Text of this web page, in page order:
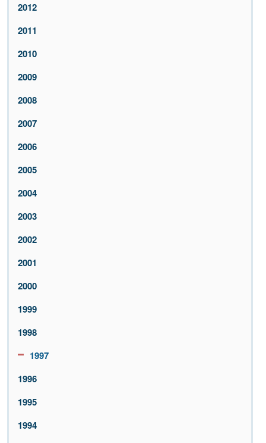
2012
2011
2010
2009
2008
2007
2006
2005
2004
2003
2002
2001
2000
1999
1998
1997
1996
1995
1994